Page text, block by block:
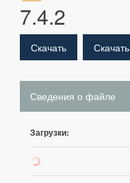
7.4.2
Скачать Скачать
Сведения о файле
Загрузки:
867